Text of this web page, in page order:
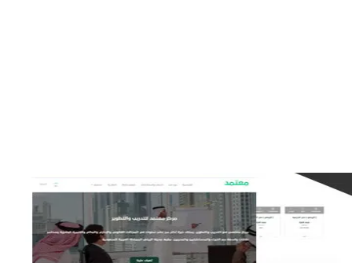
تصميم منصة معتمد للتدريب